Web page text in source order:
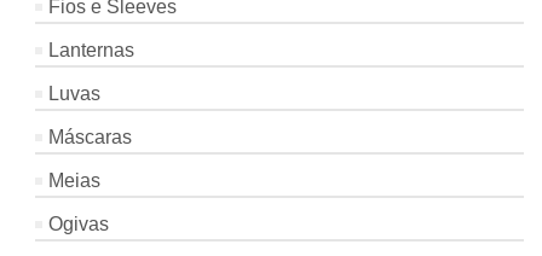
Fios e Sleeves
Lanternas
Luvas
Máscaras
Meias
Ogivas